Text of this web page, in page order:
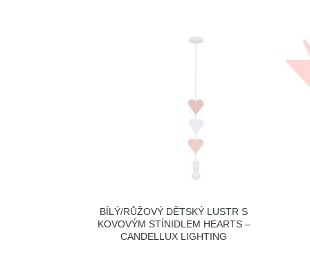
BÍLÝ/RŮŽOVÝ DĚTSKÝ LUSTR S
KOVOVÝM STÍNIDLEM HEARTS –
CANDELLUX LIGHTING